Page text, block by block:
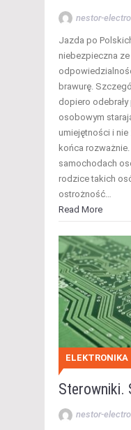
nestor-
Jazda po
niebezpieczna
brawurę.
dopiero
osobowym
umiejętności i
końca
samochodach
rodzice takich
ostrożność…
Read More
ELEKTRONIKA
Sterowniki.
nestor-